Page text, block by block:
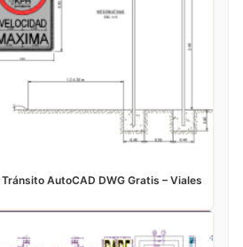
AutoCAD DWG Gratis – Viales